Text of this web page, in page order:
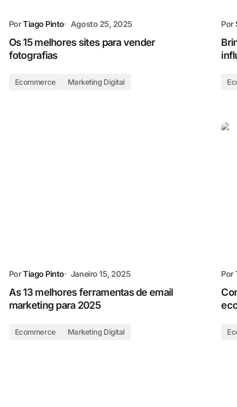
Por Tiago Pinto Agosto 25, 2025
Os 15 melhores sites para vender
fotografias
Ecommerce Marketing Digital
Por
Por Tiago Pinto Janeiro 15, 2025
As 13 melhores ferramentas de email
marketing para 2025
Ecommerce Marketing Digital
Por